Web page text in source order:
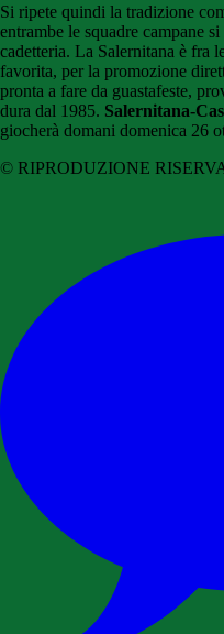
Si ripete quindi la tradizione
entrambe le squadre campane
cadetteria. La Salernitana è fra
favorita, per la promozione
pronta a fare da guastafeste,
dura dal 1985. Salernitana-
giocherà domani domenica 26
© RIPRODUZIONE